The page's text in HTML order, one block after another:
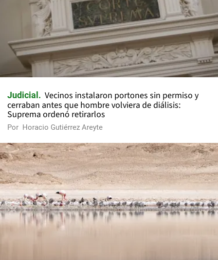
Judicial
Vecinos instalaron portones sin permiso y
cerraban antes que hombre volviera de diálisis:
Suprema ordenó retirarlos
Por Horacio Gutiérrez Areyte